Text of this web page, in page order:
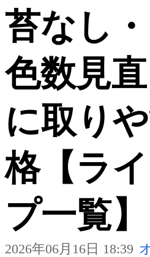
苔なし
色数見
に取り
格【ラ
プ一覧】
2026年06月16日 18:39